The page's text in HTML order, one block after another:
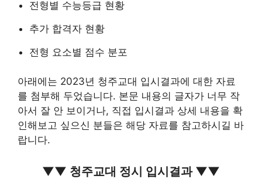
전형별 수능등급 현황
추가 합격자 현황
전형 요소별 점수 분포
아래에는 2023년 청주교대 입시결과에 대한 자료
를 첨부해 두었습니다. 본문 내용의 글자가 너무 작
아서 잘 안 보이거나, 직접 입시결과 상세 내용을 확
인해보고 싶으신 분들은 해당 자료를 참고하시길 바
랍니다.
▼▼ 청주교대 정시 입시결과 ▼▼